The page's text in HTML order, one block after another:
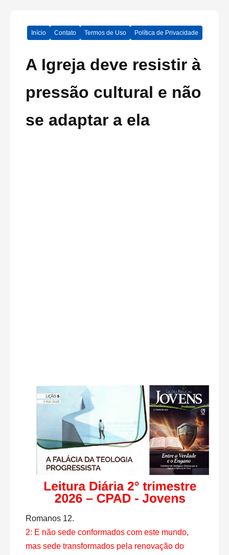
Início Contato Termos de Uso Política de Privacidade
A Igreja deve resistir à
pressão cultural e não
se adaptar a ela
Romanos 12.
2: E não sede conformados com este mundo,
mas sede transformados pela renovação do